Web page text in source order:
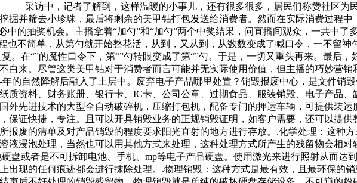
采访中，记者了解到，这样温暖的小事儿，还有很多很多，居民们称赞社区为
掘并筛去小珍珠，最后将剩余的美甲钻打包发送给消费者。然而在实际消费过程
的抽奖机会。主播拿着“加勺”和“加勺”两个中奖结果，问直播间观众，一共中了
也不简单，从第勺就开始整花活，从到，又从到，从数数变成了喊口令，一不留
。在“”的魔性口令下，第“”勺转眼变成了第“”勺。于是，一切又重头再来。最后
白来。尽管这类美甲钻对于消费者而言可能并无实际使用价值，但主播的巧妙营
的自然降解后融入了土层中。废弃电子产品哪里处置？销毁报废中心，是文件销
质资料、财务账册、银行卡、IC卡、公司公章、过期食品、服装销毁、电子产品
外先进技术的大型全自动破碎机，压缩打包机，配备专门的押运车辆，可提供装
保证快捷，专注。且可以开具销毁业务的正规销毁证明，如客户需要，还可以提
报废的清单及对产品销毁的程度要求阳光直射的地方进行存放。.化学处理：这种
液浸泡处理，当然也可以用其他方式来处理，这种处理方式所产生的残留物会相
盘或者是不可拆卸电池、手机、mp等电子产品硬盘。使用激光来进行照射从而达
出现的任何痕迹都会进行抹除处理。.物理销毁：这种方式是最有效，且最环保的